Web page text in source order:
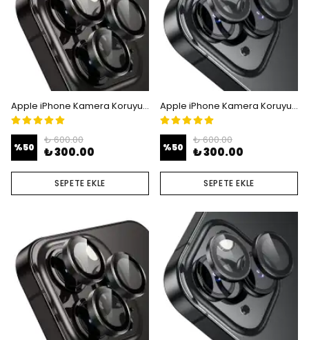
Apple iPhone Kamera Koruyucu Lens - iPhone 13 Pro - 13 Pro Max
%50
₺ 600.00
₺ 300.00
SEPETE EKLE
Apple iPhone Kamera Koruyucu Lens - iPhone 14 - 14 Plus
%50
₺ 600.00
₺ 300.00
SEPETE EKLE